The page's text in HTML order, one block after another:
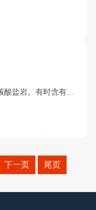
石灰岩简称灰岩，是以方解石为主要成分的碳酸盐岩。有时含有白云石、粘土矿物和碎屑矿物，有灰、灰白、灰黑、黄、浅红、褐红等色，硬度一般不大。 我国从南到北、从
下一页 尾页